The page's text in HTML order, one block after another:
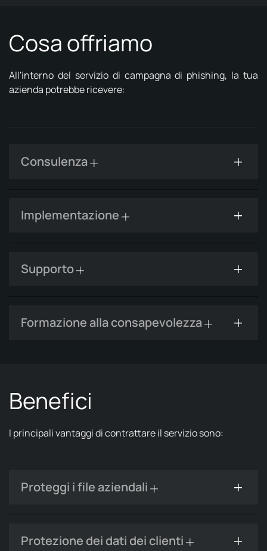
Cosa offriamo
All'interno del servizio di campagna di phishing, la tua
azienda potrebbe ricevere:
Consulenza
Implementazione
Supporto
Formazione alla consapevolezza
Benefici
I principali vantaggi di contrattare il servizio sono:
Proteggi i file aziendali
Protezione dei dati dei clienti